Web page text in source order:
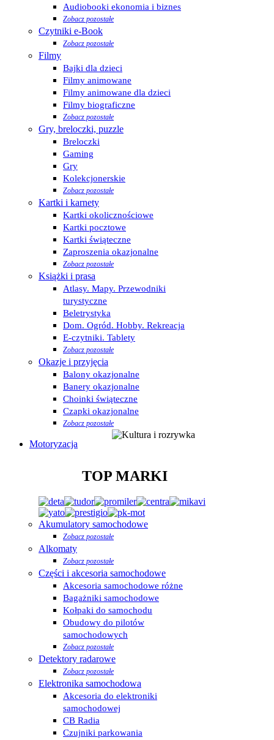
Audiobooki ekonomia i biznes
Zobacz pozostałe
Czytniki e-Book
Zobacz pozostałe
Filmy
Bajki dla dzieci
Filmy animowane
Filmy animowane dla dzieci
Filmy biograficzne
Zobacz pozostałe
Gry, breloczki, puzzle
Breloczki
Gaming
Gry
Kolekcjonerskie
Zobacz pozostałe
Kartki i karnety
Kartki okolicznościowe
Kartki pocztowe
Kartki świąteczne
Zaproszenia okazjonalne
Zobacz pozostałe
Książki i prasa
Atlasy. Mapy. Przewodniki
turystyczne
Beletrystyka
Dom. Ogród. Hobby. Rekreacja
E-czytniki. Tablety
Zobacz pozostałe
Okazje i przyjęcia
Balony okazjonalne
Banery okazjonalne
Choinki świąteczne
Czapki okazjonalne
Zobacz pozostałe
Motoryzacja
TOP MARKI
Akumulatory samochodowe
Zobacz pozostałe
Alkomaty
Zobacz pozostałe
Części i akcesoria samochodowe
Akcesoria samochodowe różne
Bagażniki samochodowe
Kołpaki do samochodu
Obudowy do pilotów
samochodowych
Zobacz pozostałe
Detektory radarowe
Zobacz pozostałe
Elektronika samochodowa
Akcesoria do elektroniki
samochodowej
CB Radia
Czujniki parkowania